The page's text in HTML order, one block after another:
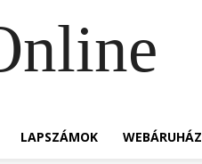
LAPSZÁMOK WEBÁRUHÁZ